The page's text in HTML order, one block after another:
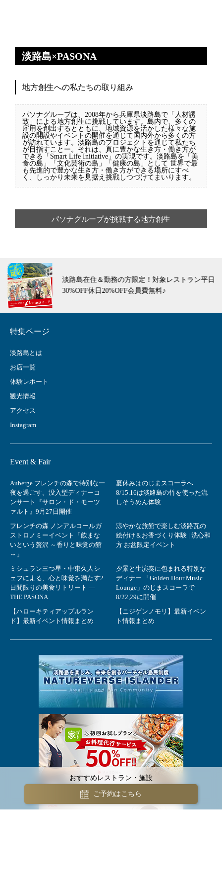
淡路島×PASONA
地方創生への私たちの取り組み
パソナグループは、2008年から兵庫県淡路島で「人材誘
致」による地方創生に挑戦しています。島内で、多くの
雇用を創出するとともに、地域資源を活かした様々な施
設の開設やイベントの開催を通じて国内外から多くの方
が訪れています。淡路島のプロジェクトを通じて私たち
が目指すことー。それは、真に豊かな生き方・働き方が
できる「Smart Life Initiative」の実現です。淡路島を「美
食の島」「文化芸術の島」「健康の島」として 世界で最
も先進的で豊かな生き方・働き方ができる場所にすべ
く、しっかり未来を見据え挑戦しつづけてまいります。
パソナグループが挑戦する地方創生
淡路島在住＆勤務の方限定！対象レストラン平日
30%OFF休日20%OFF会員費無料♪
特集ページ
淡路島とは
お店一覧
体験レポート
観光情報
アクセス
Instagram
Event & Fair
Auberge フレンチの森で特別な一
夜を過ごす。没入型ディナーコ
ンサート『サロン・ド・モーツ
ァルト』9月27日開催
夏休みはのじまスコーラへ
8/15.16は淡路島の竹を使った流
しそうめん体験
フレンチの森 ノンアルコールガ
ストロノミーイベント「飲まな
いという贅沢 ～香りと味覚の館
～」
涼やかな旅館で楽しむ淡路瓦の
絵付け＆お香づくり体験 | 洗心和
方 お盆限定イベント
ミシュラン三つ星・中東久人シ
ェフによる、心と味覚を満たす2
日間限りの美食リトリート ―
THE PASONA
夕景と生演奏に包まれる特別な
ディナー 「Golden Hour Music
Lounge」のじまスコーラで
8/22,29に開催
【ハローキティアップルラン
ド】最新イベント情報まとめ
【ニジゲンノモリ】最新イベン
ト情報まとめ
おすすめレストラン・施設
ご予約はこちら